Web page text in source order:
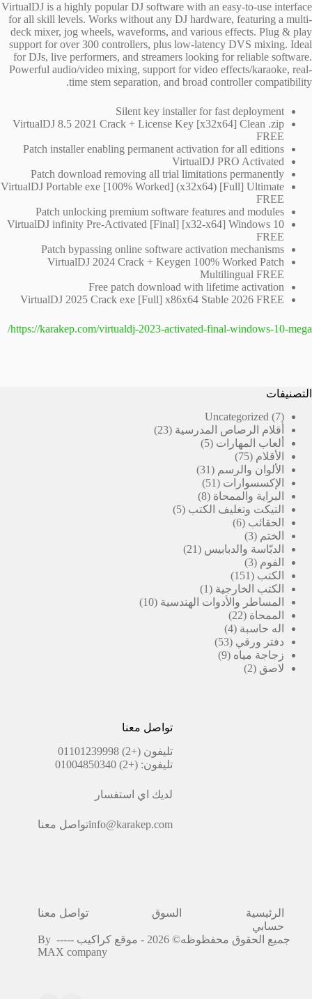
VirtualDJ is a highly popular DJ software with an easy-to-use interface
for all skill levels. Works without any DJ hardware, featuring a multi-
deck mixer, jog wheels, waveforms, and various effects. Plug & play
support for over 300 controllers, plus low-latency DVS mixing. Ideal
for DJs, live performers, and streamers looking for reliable software.
Powerful audio/video mixing, support for video effects/karaoke, real-
time stem separation, and broad controller compatibility.
Silent key installer for fast deployment
VirtualDJ 8.5 2021 Crack + License Key [x32x64] Clean .zip
FREE
Patch installer enabling permanent activation for all editions
VirtualDJ PRO Activated
Patch download removing all trial limitations permanently
VirtualDJ Portable exe [100% Worked] (x32x64) [Full] Ultimate
FREE
Patch unlocking premium software features and modules
VirtualDJ infinity Pre-Activated [Final] [x32-x64] Windows 10
FREE
Patch bypassing online software activation mechanisms
VirtualDJ 2024 Crack + Keygen 100% Worked Patch
Multilingual FREE
Free patch download with lifetime activation
VirtualDJ 2025 Crack exe [Full] x86x64 Stable 2026 FREE
https://karakep.com/virtualdj-2023-activated-final-windows-10-mega/
التصنيفات
Uncategorized
7
7
منتجات
أقلام الرصاص المدرسية 23
23
ألعاب المهارات 5
5
الأقلام 75
75
منتج
الألوان والرسم 31
31
الإكسسوارات 51
51
منتج
البراية والممحاة 8
8
منتجاتالتيكت وتغليف الكتب 5
5
الحقائب 6
6
الختم 3
3
منتجات
الدبّاسة والدبابيس 21
21
الفوم 3
3
منتجات
الكتب 151
151
منتج
الكتب الخارجية 1
منتج
المساطر والأدوات الهندسية 10
10
الممحاة 22
22
منتج
اله حاسبة 4
4
منتجات
دفتر ورقي 53
53
منتج
زجاجة مياه 9
9
لاصق 2
2
تواصل معنا
تليفون(+2) 01101239998
تليفون: (+2) 01004850340
لديك اي استفسار
info@karakep.comتواصل معنا
الرئيسية السوق
تواصل معنا
حسابي
جميع الحقوق محفظوظه© 2026 - موقع كراكيب -----
By
MAX company